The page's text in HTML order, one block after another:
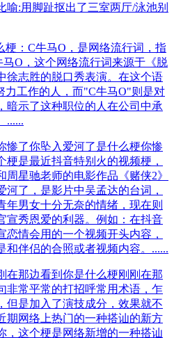
喻:用脚趾抠出了三室两厅/泳池别
梗：‌C牛马O，是网络流行词，指
O，这个网络流行词来源于‌《脱
徐志胜的脱口秀表演。在这个语
力工作的人，而"C牛马O"则是对
暗示了这种职位的人在公司中承
‌......
惨了你坠入爱河了是什么梗你惨
梗是最近抖音特别火的视频梗，
周星驰老师的电影作品《赌侠2》
河了，是影片中吴孟达的台词，
年男女十分无奈的情绪，现在则
宣秀恩爱的利器。例如：在抖音
恋情会用的一个视频开头内容，
和伴侣的合照或者视频内容。......
在那边看到你是什么梗刚刚在那
非常平常的打招呼常用术语，乍
但是加入了演技成分，效果就不
期网络上热门的一种搭讪的新方
，这个梗是网络新增的一种搭讪